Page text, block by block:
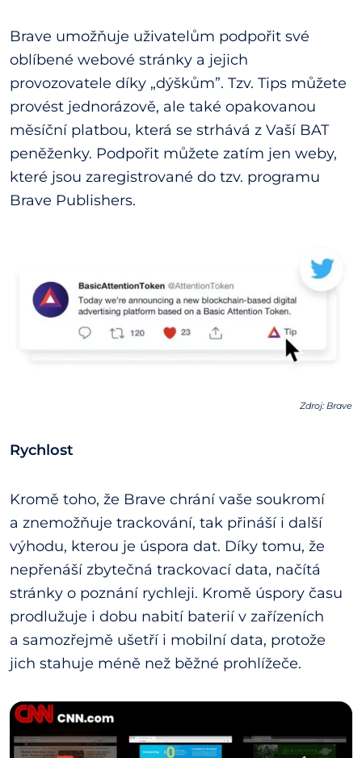
Brave umožňuje uživatelům podpořit své
oblíbené webové stránky a jejich
provozovatele díky „dýškům”. Tzv. Tips můžete
provést jednorázově, ale také opakovanou
měsíční platbou, která se strhává z Vaší BAT
peněženky. Podpořit můžete zatím jen weby,
které jsou zaregistrované do tzv. programu
Brave Publishers.
Zdroj: Brave
Rychlost
Kromě toho, že Brave chrání vaše soukromí
a znemožňuje trackování, tak přináší i další
výhodu, kterou je úspora dat. Díky tomu, že
nepřenáší zbytečná trackovací data, načítá
stránky o poznání rychleji. Kromě úspory času
prodlužuje i dobu nabití baterií v zařízeních
a samozřejmě ušetří i mobilní data, protože
jich stahuje méně než běžné prohlížeče.